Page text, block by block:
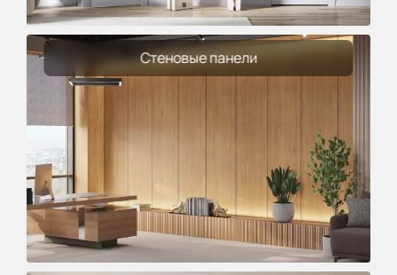
Стеновые панели